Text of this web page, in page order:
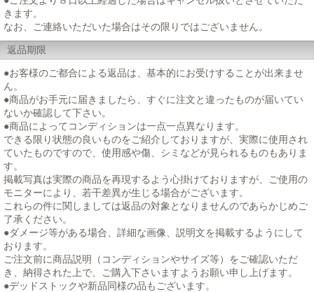
きます。
なお、ご連絡いただいた場合はその限りではございません。
返品期限
●お客様のご都合による返品は、基本的にお受けすることが出来ませ
ん。
●商品がお手元に届きましたら、すぐに注文と違ったものが届いてい
ないか確認して下さい。
●商品によってコンディションは一点一点異なります。
できる限り状態の良いものをご紹介しておりますが、実際に使用され
ていたものですので、使用感や傷、シミなどが見られるものもありま
す。
掲載写真は実際の商品を再現するよう心掛けておりますが、ご使用の
モニターにより、若干差異が生じる場合がございます。
これらの件に関しましては返品の対象となりませんのであらかじめご
了承ください。
●ダメージ等がある場合、詳細な画像、説明文を掲載するようにして
おります。
ご注文前に商品説明（コンディションやサイズ等）をご確認いただ
き、納得された上で、ご購入下さいますようお願い申し上げます。
●デッドストックや新品同様の品もございます。